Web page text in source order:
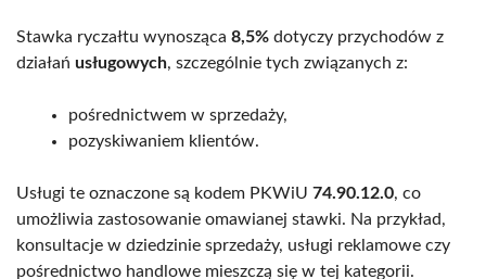
Stawka ryczałtu wynosząca 8,5% dotyczy przychodów z
działań usługowych, szczególnie tych związanych z:
pośrednictwem w sprzedaży,
pozyskiwaniem klientów.
Usługi te oznaczone są kodem PKWiU 74.90.12.0, co
umożliwia zastosowanie omawianej stawki. Na przykład,
konsultacje w dziedzinie sprzedaży, usługi reklamowe czy
pośrednictwo handlowe mieszczą się w tej kategorii.